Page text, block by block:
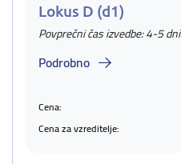
Lokus D (d1)
Povprečni čas izvedbe: 4-5 dni
Podrobno
Cena:
Cena za vzreditelje: